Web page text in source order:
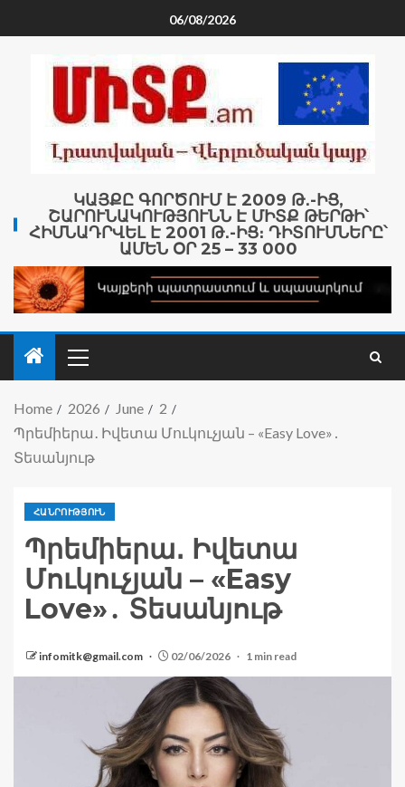
06/08/2026
ԿԱՅՔԸ ԳՈՐԾՈՒՄ Է 2009 Թ․-ԻՑ,
ՇԱՐՈՒՆԱԿՈՒԹՅՈՒՆՆ Է ՄԻՏՔ ԹԵՐԹԻ՝
ՀԻՄՆԱԴՐՎԵԼ Է 2001 Թ․-ԻՑ։ ԴԻՏՈՒՄՆԵՐԸ՝
ԱՄԵՆ ՕՐ 25 – 33 000
Home 2026 June
2
Պրեմիերա․ Իվետա Մուկուչյան – «Easy Love»․
Տեսանյութ
ՀԱՆՐՈՒԹՅՈՒՆ
Պրեմիերա․ Իվետա
Մուկուչյան – «Easy
Love»․ Տեսանյութ
infomitk@gmail.com 02/06/2026 1 min read